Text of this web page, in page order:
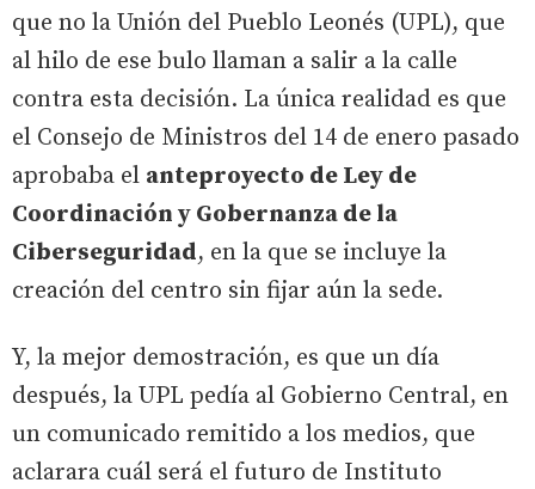
que no la Unión del Pueblo Leonés (UPL), que
al hilo de ese bulo llaman a salir a la calle
contra esta decisión. La única realidad es que
el Consejo de Ministros del 14 de enero pasado
aprobaba el anteproyecto de Ley de
Coordinación y Gobernanza de la
Ciberseguridad, en la que se incluye la
creación del centro sin fijar aún la sede.
Y, la mejor demostración, es que un día
después, la UPL pedía al Gobierno Central, en
un comunicado remitido a los medios, que
aclarara cuál será el futuro de Instituto